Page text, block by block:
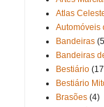
Atlas
Automóveis
Bandeiras
Bandeiras
Bestiário
Bestiário
Brasões (4)